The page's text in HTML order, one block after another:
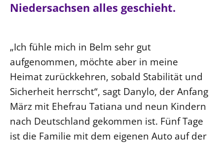
Niedersachsen alles geschieht.
„Ich fühle mich in Belm sehr gut
aufgenommen, möchte aber in meine
Heimat zurückkehren, sobald Stabilität und
Sicherheit herrscht“, sagt Danylo, der Anfang
März mit Ehefrau Tatiana und neun Kindern
nach Deutschland gekommen ist. Fünf Tage
ist die Familie mit dem eigenen Auto auf der
Beschwerdestellen
Datenschutz
Geschäftsstelle Landessynode
LANDESSYNODE
27. Landessynode
Kontakt